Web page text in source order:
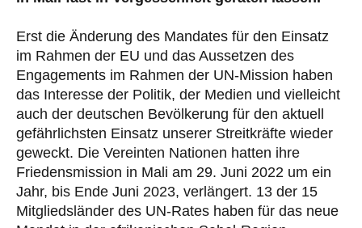
Erst die Änderung des Mandates für den Einsatz
im Rahmen der EU und das Aussetzen des
Engagements im Rahmen der UN-Mission haben
das Interesse der Politik, der Medien und vielleicht
auch der deutschen Bevölkerung für den aktuell
gefährlichsten Einsatz unserer Streitkräfte wieder
geweckt. Die Vereinten Nationen hatten ihre
Friedensmission in Mali am 29. Juni 2022 um ein
Jahr, bis Ende Juni 2023, verlängert. 13 der 15
Mitgliedsländer des UN-Rates haben für das neue